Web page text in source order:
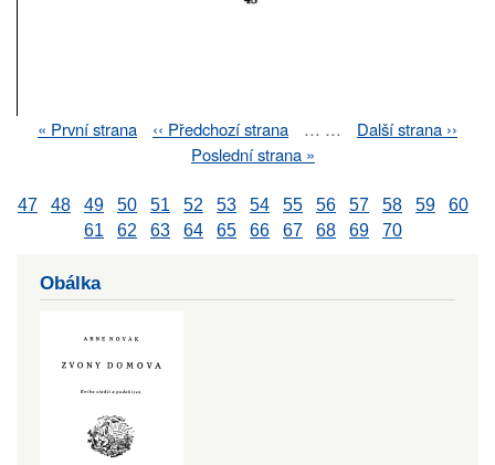
First
« První strana
Previous
‹‹ Předchozí strana … …
Next
Další strana ››
Last
Poslední strana »
47 48 49 50 51 52 53 54 55 56 57 58 59
60
61
62 63 64 65 66 67 68 69 70
Obálka